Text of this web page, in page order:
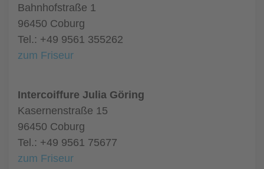
Bahnhofstraße 1
96450 Coburg
Tel.: +49 9561 355262
zum Friseur
Intercoiffure Julia Göring
Kasernenstraße 15
96450 Coburg
Tel.: +49 9561 75677
zum Friseur